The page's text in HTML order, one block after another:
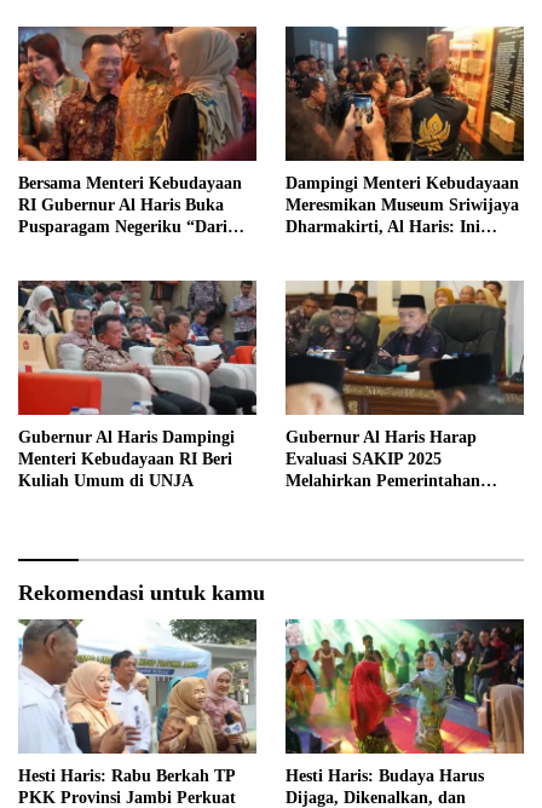
Bersama Menteri Kebudayaan
RI Gubernur Al Haris Buka
Pusparagam Negeriku “Dari
Dampingi Menteri Kebudayaan
Meresmikan Museum Sriwijaya
Dharmakirti, Al Haris: Ini
Gubernur Al Haris Dampingi
Menteri Kebudayaan RI Beri
Kuliah Umum di UNJA
Gubernur Al Haris Harap
Evaluasi SAKIP 2025
Melahirkan Pemerintahan
Rekomendasi untuk kamu
Hesti Haris: Rabu Berkah TP
PKK Provinsi Jambi Perkuat
Hesti Haris: Budaya Harus
Dijaga, Dikenalkan, dan